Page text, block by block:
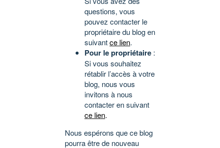
questions, vous
pouvez contacter le
propriétaire du blog en
suivantce lien.
Pour le propriétaire :
Si vous souhaitez
rétablir l’accès à votre
blog, nous vous
invitons à nous
contacter en suivant
ce lien.
Nous espérons que ce blog
pourra être de nouveau